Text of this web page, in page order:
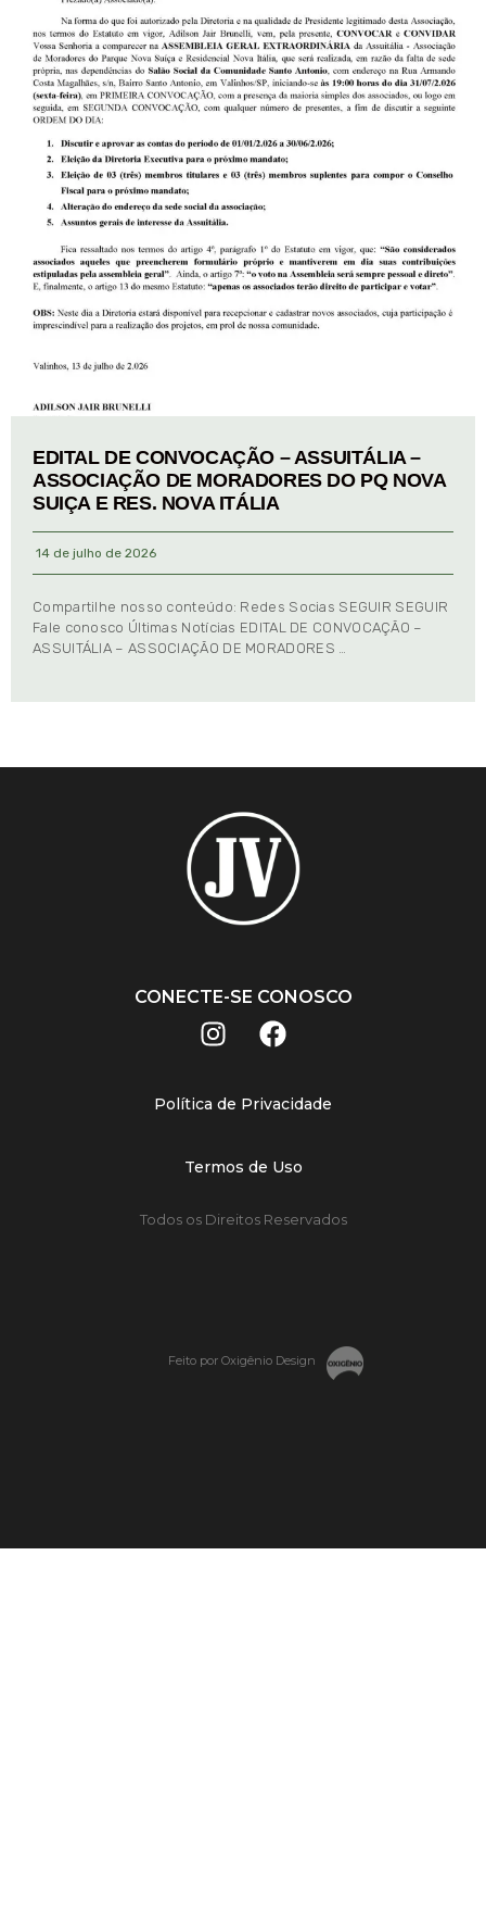
EDITAL DE CONVOCAÇÃO – ASSUITÁLIA –
ASSOCIAÇÃO DE MORADORES DO PQ NOVA
SUIÇA E RES. NOVA ITÁLIA
14 de julho de 2026
Compartilhe nosso conteúdo: Redes Socias SEGUIR SEGUIR
Fale conosco Últimas Notícias EDITAL DE CONVOCAÇÃO –
ASSUITÁLIA – ASSOCIAÇÃO DE MORADORES …
CONECTE-SE CONOSCO
Política de Privacidade
Termos de Uso
Todos os Direitos Reservados
Feito por Oxigênio Design